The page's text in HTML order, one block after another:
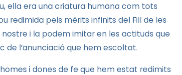
ella era una criatura humana com tots
redimida pels mèrits infinits del Fill de les
i la podem imitar en les actituds que
de l’anunciació que hem escoltat.
i dones de fe que hem estat redimits